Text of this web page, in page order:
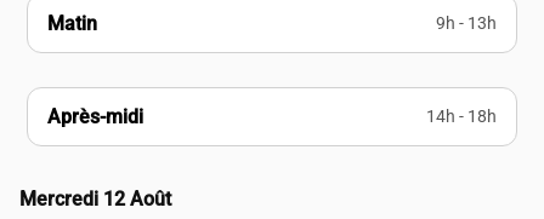
Matin 9h - 13h
Après-midi 14h - 18h
Mercredi 12 Août